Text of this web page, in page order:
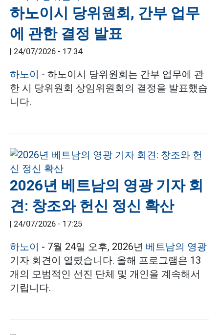
하노이시 당위원회, 간부 업무
에 관한 결정 발표
| 24/07/2026 - 17:34
하노이 - 하노이시 당위원회는 간부 업무에 관
한 시 당위원회 상임위원회의 결정을 발표했습
니다.
2026년 베트남의 영광 기자 회
견: 창조와 헌신 정신 확산
| 24/07/2026 - 17:25
하노이 - 7월 24일 오후, 2026년 베트남의 영광
기자 회견이 열렸습니다. 올해 프로그램은 13
개의 모범적인 선진 단체 및 개인을 계속해서
기립니다.